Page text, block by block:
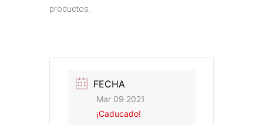
productos.
FECHA
Mar 09 2021
¡Caducado!